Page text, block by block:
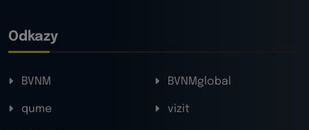
Odkazy
BVNM BVNMglobal
qume vizit